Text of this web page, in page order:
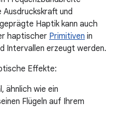
und
Haptik kann auch
haptischer Primitiven in
Intervallen erzeugt werden.
Effekte:
ähnlich wie ein
Flügeln auf Ihrem